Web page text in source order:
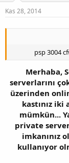
Kas 28, 2014
psp 3004
Merhaba,
serverlarını
üzerinden
kastınız iki
mümkün...
private
imkanınız
kullanıyor